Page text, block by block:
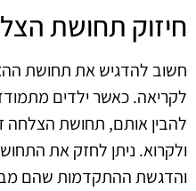
חיזוק תחושת
חשוב להדגיש את תחושת
לקריאה. כאשר ילדים
להבין אותם, תחושת הצלחה
ולקרוא. ניתן לחזק את
והדגשת ההתקדמות שהם